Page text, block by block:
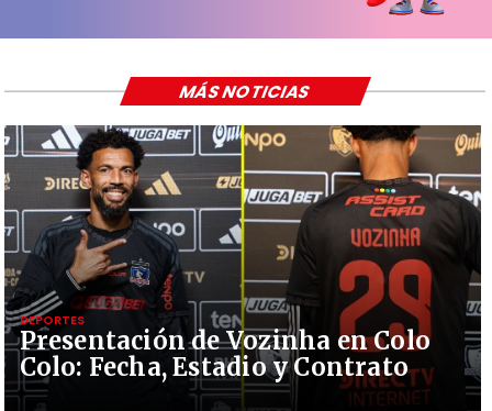
Presentación de Vozinha en Colo
Colo: Fecha, Estadio y Contrato
DEPORTES
MÁS NOTICIAS